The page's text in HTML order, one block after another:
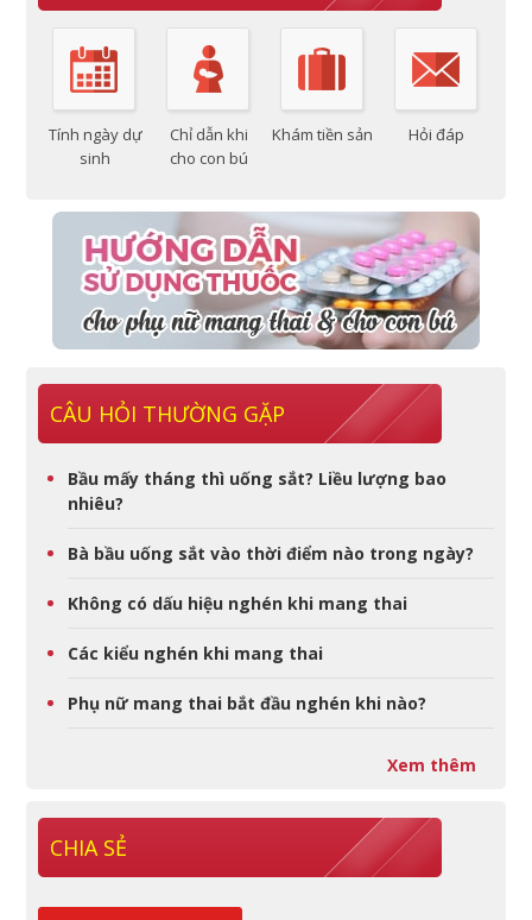
Tính ngày dự
sinh
Chỉ dẫn khi
cho con bú
Khám tiền sản Hỏi đáp
CÂU HỎI THƯỜNG GẶP
Bầu mấy tháng thì uống sắt? Liều lượng bao
nhiêu?
Bà bầu uống sắt vào thời điểm nào trong ngày?
Không có dấu hiệu nghén khi mang thai
Các kiểu nghén khi mang thai
Phụ nữ mang thai bắt đầu nghén khi nào?
Xem thêm
CHIA SẺ